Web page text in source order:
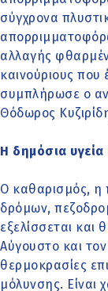
σύγχρονα
αλλαγής
καινούριους
συμπλήρωσε ο
Θόδωρος
Η δημόσια
Ο καθαρισμός, η
δρόμων,
εξελίσσεται και
Αύγουστο και
θερμοκρασίες
μόλυνσης. Είναι